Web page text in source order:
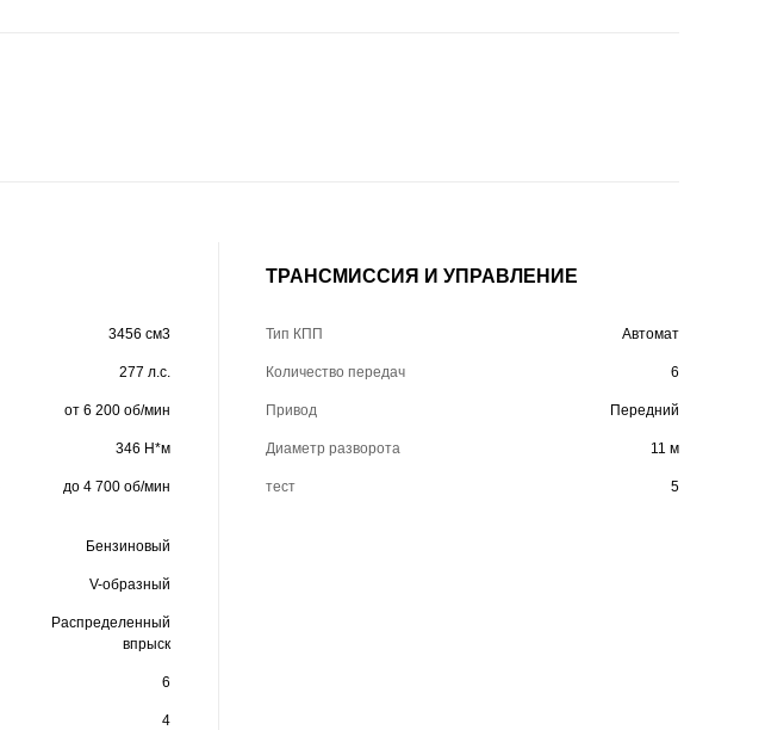
3456 см3
277 л.с.
от 6 200 об/мин
346 Н*м
до 4 700 об/мин
Бензиновый
V-образный
Распределенный
впрыск
6
4
ТРАНСМИССИЯ И УПРАВЛЕНИЕ
Тип КПП Автомат
Количество передач 6
Привод Передний
Диаметр разворота 11 м
тест 5